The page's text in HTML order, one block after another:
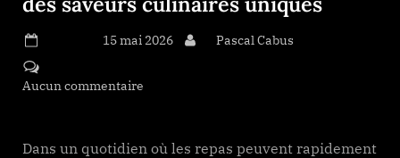
Posted on15 mai 2026 ByPascal Cabus
Aucun commentaire
Dans un quotidien où les repas peuvent rapidement